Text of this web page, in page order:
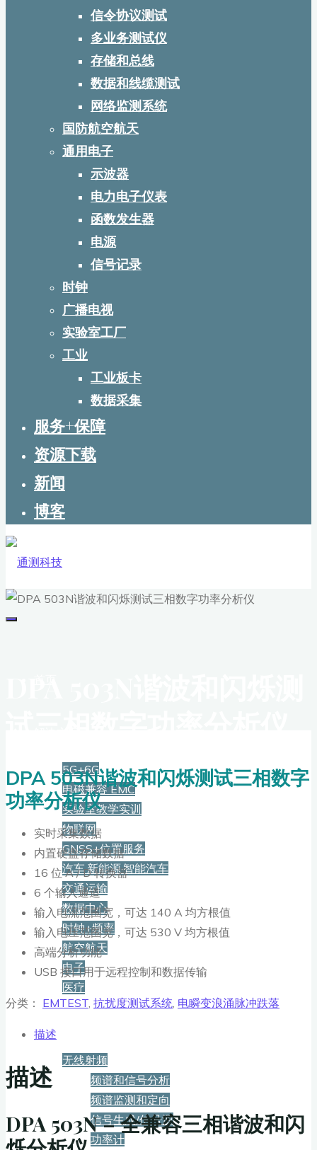
信令协议测试
多业务测试仪
存储和总线
数据和线缆测试
网络监测系统
国防航空航天
通用电子
示波器
电力电子仪表
函数发生器
电源
信号记录
时钟
广播电视
实验室工厂
工业
工业板卡
数据采集
服务+保障
资源下载
新闻
博客
5G+6G
电磁兼容 EMC
实验室教学实训
物联网
GNSS+位置服务
汽车·新能源·智能汽车
交通运输
数据中心
时钟+频率
航空航天
电子
医疗
无线射频
频谱和信号分析
频谱监测和定向
信号生成/信号源
功率计
DPA 503N谐波和闪烁测试三相数字
功率分析仪
实时采集数据
内置硬盘存储数据
16 位 A / D 转换器
6 个输入通道
输入电流范围宽，可达 140 A 均方根值
输入电压范围宽，可达 530 V 均方根值
高端分析功能
USB 接口用于远程控制和数据传输
分类： EMTEST 抗扰度测试系统 电瞬变浪涌脉冲跌落
描述
描述
DPA 503N – 全兼容三相谐波和闪